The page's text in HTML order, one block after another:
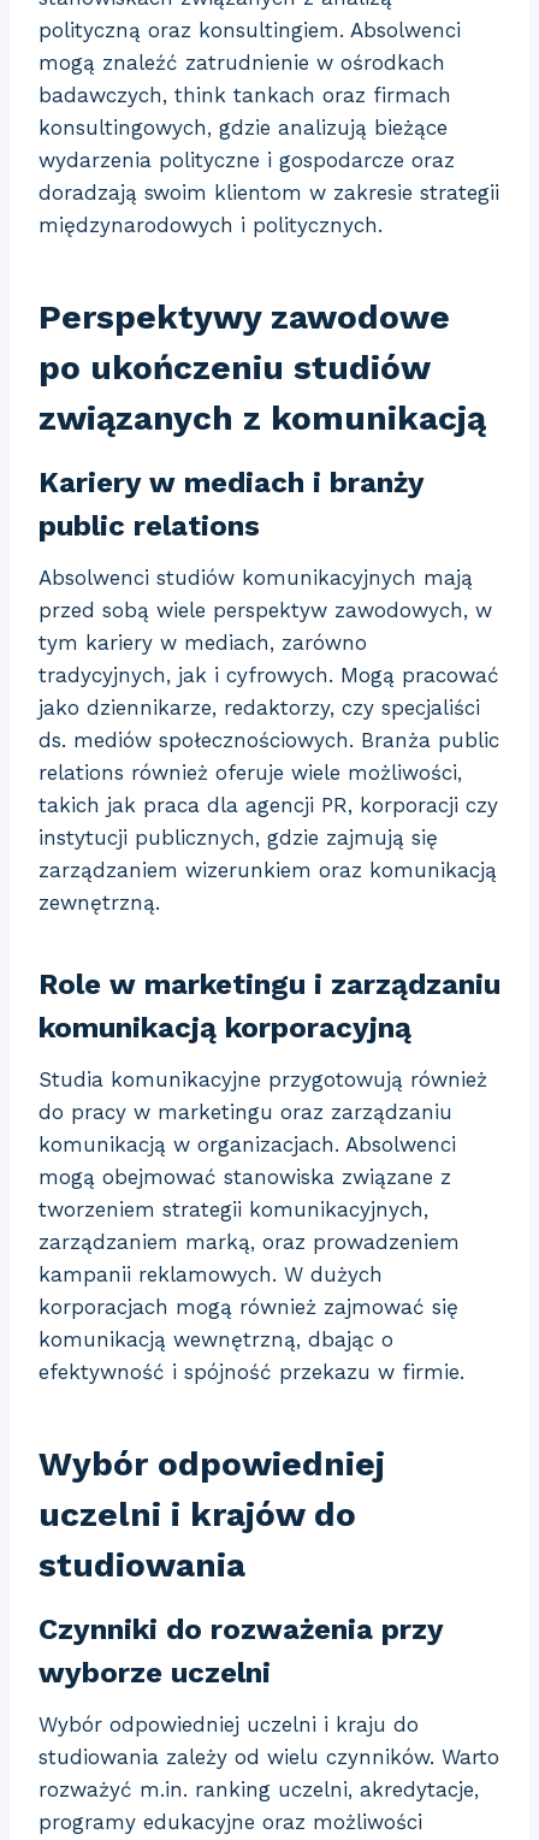
polityczną oraz konsultingiem. Absolwenci
mogą znaleźć zatrudnienie w ośrodkach
badawczych, think tankach oraz firmach
konsultingowych, gdzie analizują bieżące
wydarzenia polityczne i gospodarcze oraz
doradzają swoim klientom w zakresie strategii
międzynarodowych i politycznych.
Perspektywy zawodowe
po ukończeniu studiów
związanych z komunikacją
Kariery w mediach i branży
public relations
Absolwenci studiów komunikacyjnych mają
przed sobą wiele perspektyw zawodowych, w
tym kariery w mediach, zarówno
tradycyjnych, jak i cyfrowych. Mogą pracować
jako dziennikarze, redaktorzy, czy specjaliści
ds. mediów społecznościowych. Branża public
relations również oferuje wiele możliwości,
takich jak praca dla agencji PR, korporacji czy
instytucji publicznych, gdzie zajmują się
zarządzaniem wizerunkiem oraz komunikacją
zewnętrzną.
Role w marketingu i zarządzaniu
komunikacją korporacyjną
Studia komunikacyjne przygotowują również
do pracy w marketingu oraz zarządzaniu
komunikacją w organizacjach. Absolwenci
mogą obejmować stanowiska związane z
tworzeniem strategii komunikacyjnych,
zarządzaniem marką, oraz prowadzeniem
kampanii reklamowych. W dużych
korporacjach mogą również zajmować się
komunikacją wewnętrzną, dbając o
efektywność i spójność przekazu w firmie.
Wybór odpowiedniej
uczelni i krajów do
studiowania
Czynniki do rozważenia przy
wyborze uczelni
Wybór odpowiedniej uczelni i kraju do
studiowania zależy od wielu czynników. Warto
rozważyć m.in. ranking uczelni, akredytacje,
programy edukacyjne oraz możliwości